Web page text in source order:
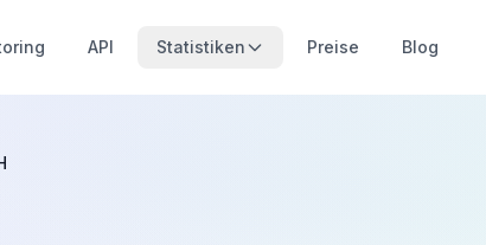
API Statistiken Preise Blog